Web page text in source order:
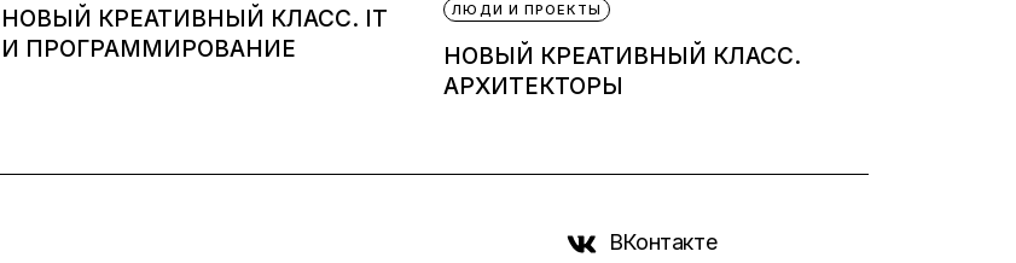
НОВЫЙ КРЕАТИВНЫЙ КЛАСС. IT
И ПРОГРАММИРОВАНИЕ
ЛЮДИ И ПРОЕКТЫ
НОВЫЙ КРЕАТИВНЫЙ КЛАСС.
АРХИТЕКТОРЫ
ВКонтакте